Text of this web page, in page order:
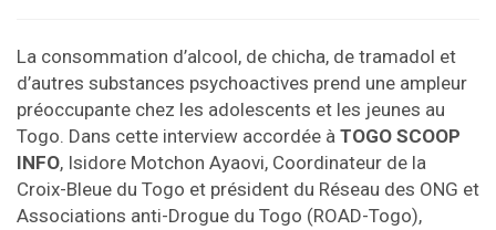
La consommation d’alcool, de chicha, de tramadol et
d’autres substances psychoactives prend une ampleur
préoccupante chez les adolescents et les jeunes au
Togo. Dans cette interview accordée à TOGO SCOOP
INFO, Isidore Motchon Ayaovi, Coordinateur de la
Croix-Bleue du Togo et président du Réseau des ONG et
Associations anti-Drogue du Togo (ROAD-Togo),